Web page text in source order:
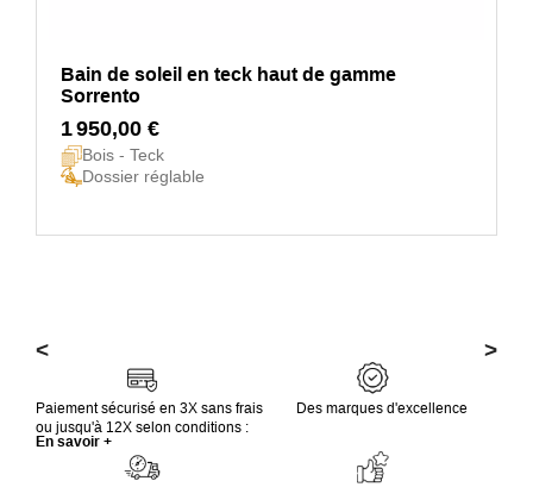
Bain de soleil en teck haut de gamme
Sorrento
1 950,00 €
Bois - Teck
Dossier réglable
< >
Paiement sécurisé en 3X sans frais
ou jusqu'à 12X selon conditions :
En savoir +
Des marques d'excellence